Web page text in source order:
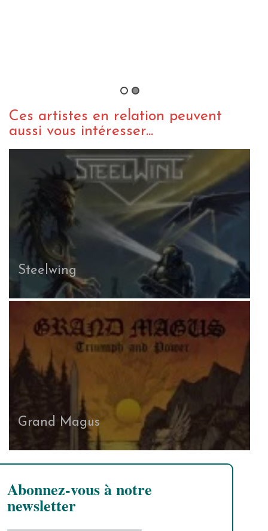
Ces artistes en relation peuvent
aussi vous intéresser...
Steelwing
Grand Magus
Abonnez-vous à notre
newsletter